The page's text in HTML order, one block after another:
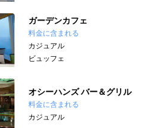
ガーデンカフェ
料金に含まれる
カジュアル
ビュッフェ
オシーハンズ バー＆グリル
料金に含まれる
カジュアル